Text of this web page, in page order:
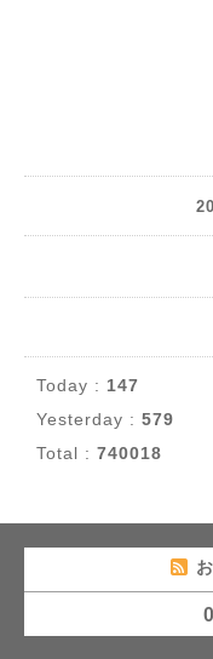
Today : 147
Yesterday : 579
Total : 740018